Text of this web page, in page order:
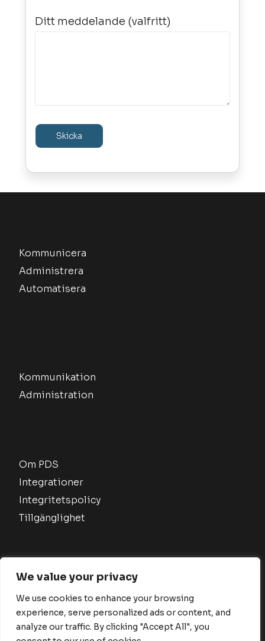
We value your privacy
We use cookies to enhance your browsing
experience, serve personalized ads or content, and
analyze our traffic. By clicking "Accept All", you
Ditt meddelande (valfritt)
Kommunicera
Administrera
Automatisera
Kommunikation
Administration
Om PDS
Integrationer
Integritetspolicy
Tillgänglighet
Reserved.